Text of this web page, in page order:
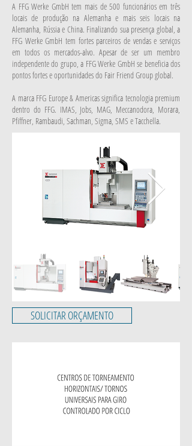
A FFG Werke GmbH tem mais de 500 funcionários em três
locais de produção na Alemanha e mais seis locais na
Alemanha, Rússia e China. Finalizando sua presença global, a
FFG Werke GmbH tem fortes parceiros de vendas e serviços
em todos os mercados-alvo. Apesar de ser um membro
independente do grupo, a FFG Werke GmbH se beneficia dos
pontos fortes e oportunidades do Fair Friend Group global.
A marca FFG Europe & Americas significa tecnologia premium
dentro do FFG. IMAS, Jobs, MAG, Meccanodora, Morara,
Pfiffner, Rambaudi, Sachman, Sigma, SMS e Tacchella.
SOLICITAR ORÇAMENTO